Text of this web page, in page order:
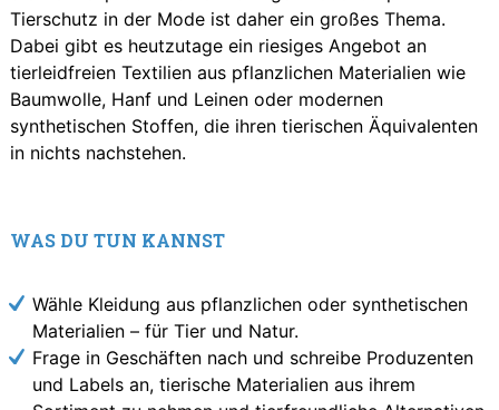
Tierschutz in der Mode ist daher ein großes Thema.
Dabei gibt es heutzutage ein riesiges Angebot an
tierleidfreien Textilien aus pflanzlichen Materialien wie
Baumwolle, Hanf und Leinen oder modernen
synthetischen Stoffen, die ihren tierischen Äquivalenten
in nichts nachstehen.
WAS DU TUN KANNST
Wähle Kleidung aus pflanzlichen oder synthetischen
Materialien – für Tier und Natur.
Frage in Geschäften nach und schreibe Produzenten
und Labels an, tierische Materialien aus ihrem